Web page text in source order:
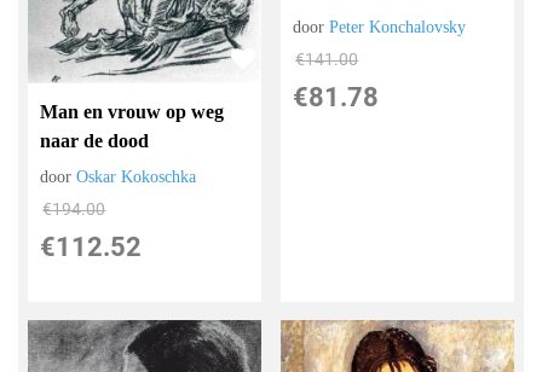
Man en vrouw op weg
naar de dood
doorOskar Kokoschka
€194.00
€112.52
doorPeter Konchalovsky
€141.00
€81.78